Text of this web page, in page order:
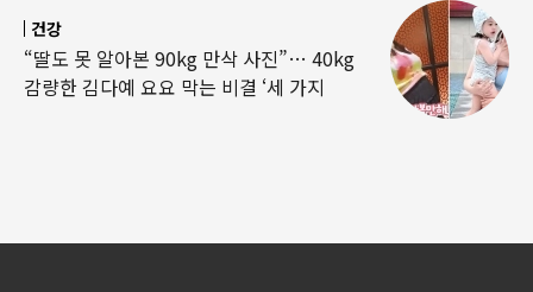
건강
“딸도 못 알아본 90kg 만삭 사진”… 40kg
감량한 김다예 요요 막는 비결 ‘세 가지